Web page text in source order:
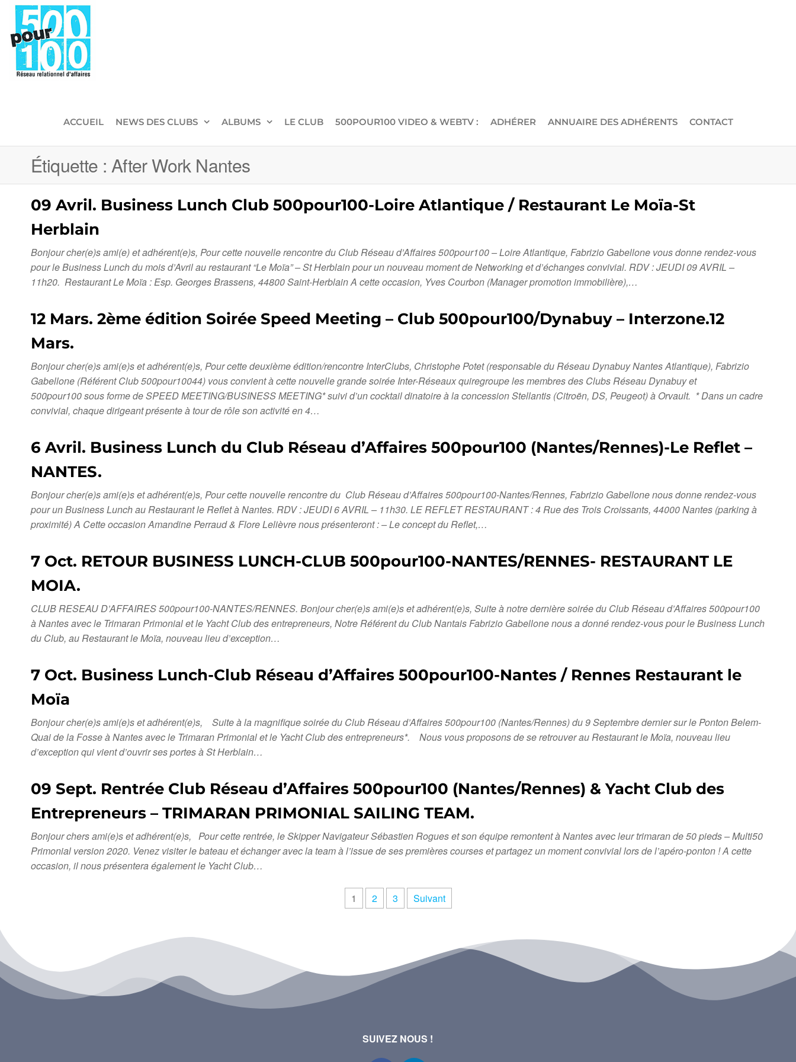
ACCUEIL NEWS DES CLUBS ALBUMS LE CLUB 500POUR100 VIDEO & WEBTV : ADHÉRER ANNUAIRE DES ADHÉRENTS CONTACT
Étiquette : After Work Nantes
09 Avril. Business Lunch Club 500pour100-Loire Atlantique / Restaurant Le Moïa-St
Herblain
Bonjour cher(e)s ami(e) et adhérent(e)s, Pour cette nouvelle rencontre du Club Réseau d’Affaires 500pour100 – Loire Atlantique, Fabrizio Gabellone vous donne rendez-vous
pour le Business Lunch du mois d’Avril au restaurant “Le Moïa” – St Herblain pour un nouveau moment de Networking et d’échanges convivial. RDV : JEUDI 09 AVRIL –
11h20. Restaurant Le Moïa : Esp. Georges Brassens, 44800 Saint-Herblain A cette occasion, Yves Courbon (Manager promotion immobilière),…
12 Mars. 2ème édition Soirée Speed Meeting – Club 500pour100/Dynabuy – Interzone.12
Mars.
Bonjour cher(e)s ami(e)s et adhérent(e)s, Pour cette deuxième édition/rencontre InterClubs, Christophe Potet (responsable du Réseau Dynabuy Nantes Atlantique), Fabrizio
Gabellone (Référent Club 500pour10044) vous convient à cette nouvelle grande soirée Inter-Réseaux quiregroupe les membres des Clubs Réseau Dynabuy et
500pour100 sous forme de SPEED MEETING/BUSINESS MEETING* suivi d’un cocktail dinatoire à la concession Stellantis (Citroën, DS, Peugeot) à Orvault. * Dans un cadre
convivial, chaque dirigeant présente à tour de rôle son activité en 4…
6 Avril. Business Lunch du Club Réseau d’Affaires 500pour100 (Nantes/Rennes)-Le Reflet –
NANTES.
Bonjour cher(e)s ami(e)s et adhérent(e)s, Pour cette nouvelle rencontre du Club Réseau d’Affaires 500pour100-Nantes/Rennes, Fabrizio Gabellone nous donne rendez-vous
pour un Business Lunch au Restaurant le Reflet à Nantes. RDV : JEUDI 6 AVRIL – 11h30. LE REFLET RESTAURANT : 4 Rue des Trois Croissants, 44000 Nantes (parking à
proximité) A Cette occasion Amandine Perraud & Flore Lelièvre nous présenteront : – Le concept du Reflet,…
7 Oct. RETOUR BUSINESS LUNCH-CLUB 500pour100-NANTES/RENNES- RESTAURANT LE
MOIA.
CLUB RESEAU D’AFFAIRES 500pour100-NANTES/RENNES. Bonjour cher(e)s ami(e)s et adhérent(e)s, Suite à notre dernière soirée du Club Réseau d’Affaires 500pour100
à Nantes avec le Trimaran Primonial et le Yacht Club des entrepreneurs, Notre Référent du Club Nantais Fabrizio Gabellone nous a donné rendez-vous pour le Business Lunch
du Club, au Restaurant le Moïa, nouveau lieu d’exception…
7 Oct. Business Lunch-Club Réseau d’Affaires 500pour100-Nantes / Rennes Restaurant le
Moïa
Bonjour cher(e)s ami(e)s et adhérent(e)s, Suite à la magnifique soirée du Club Réseau d’Affaires 500pour100 (Nantes/Rennes) du 9 Septembre dernier sur le Ponton Belem-
Quai de la Fosse à Nantes avec le Trimaran Primonial et le Yacht Club des entrepreneurs*. Nous vous proposons de se retrouver au Restaurant le Moïa, nouveau lieu
d’exception qui vient d’ouvrir ses portes à St Herblain…
09 Sept. Rentrée Club Réseau d’Affaires 500pour100 (Nantes/Rennes) & Yacht Club des
Entrepreneurs – TRIMARAN PRIMONIAL SAILING TEAM.
Bonjour chers ami(e)s et adhérent(e)s, Pour cette rentrée, le Skipper Navigateur Sébastien Rogues et son équipe remontent à Nantes avec leur trimaran de 50 pieds – Multi50
Primonial version 2020. Venez visiter le bateau et échanger avec la team à l’issue de ses premières courses et partagez un moment convivial lors de l’apéro-ponton ! A cette
occasion, il nous présentera également le Yacht Club…
1 2 3 Suivant
SUIVEZ NOUS !